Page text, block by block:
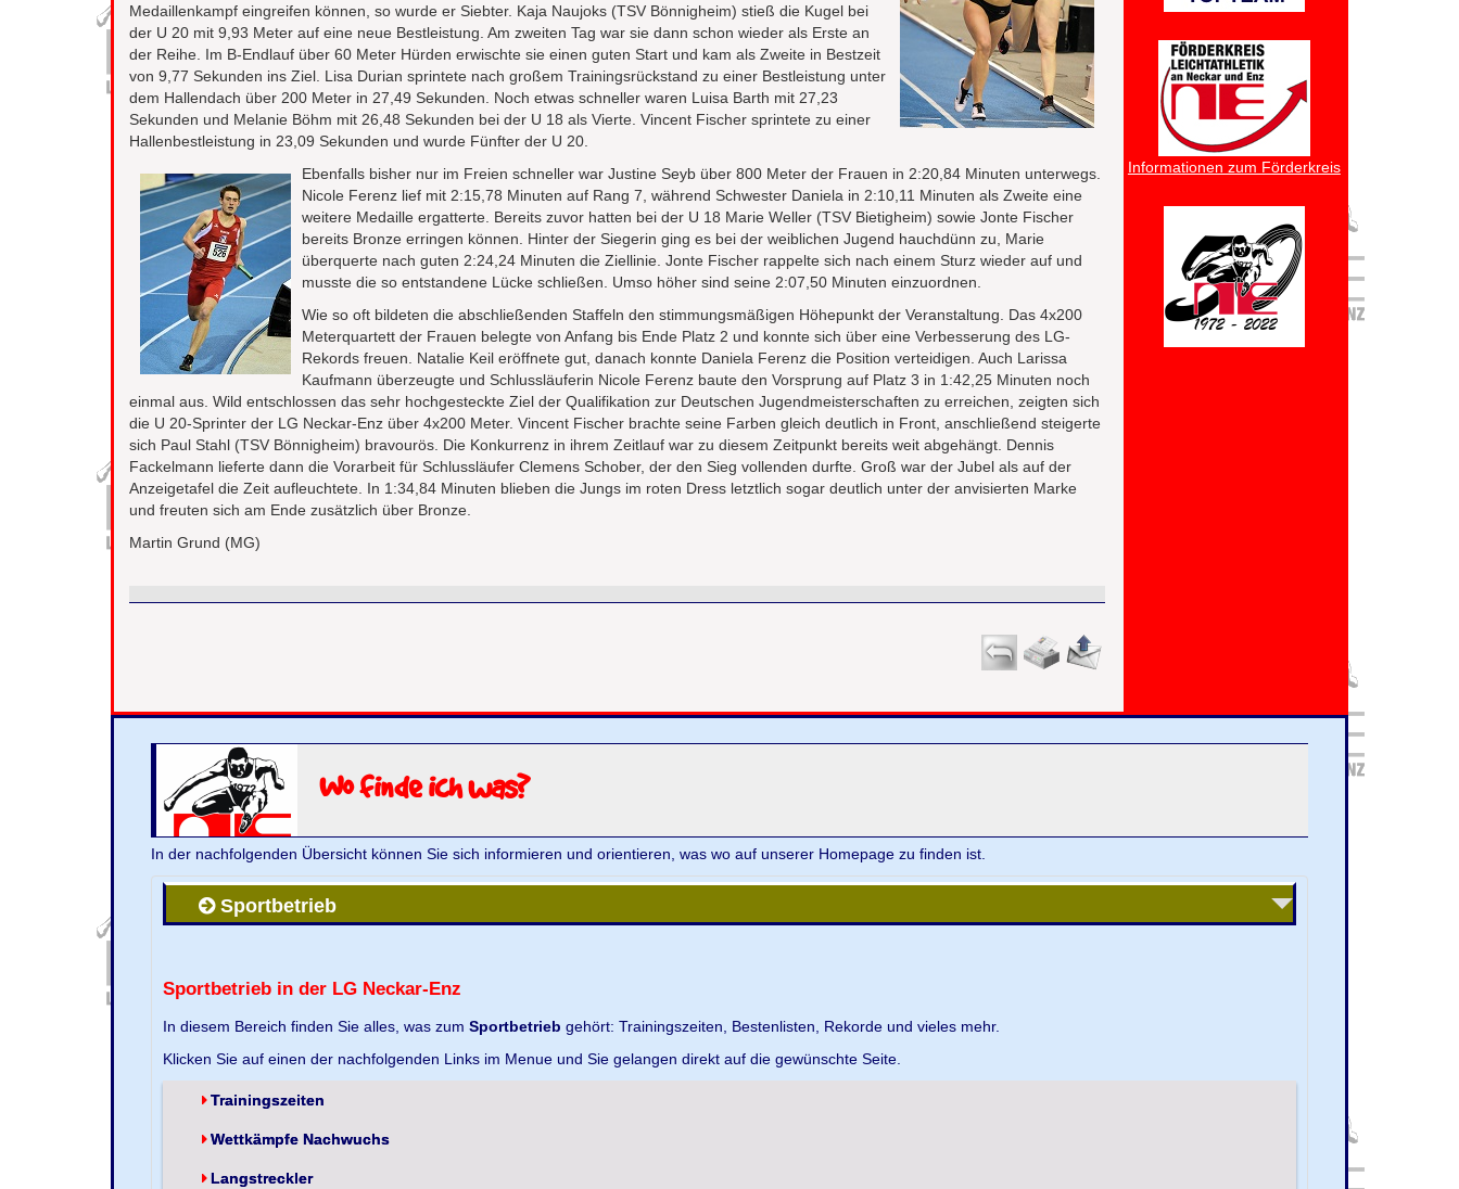
Medaillenkampf eingreifen können, so wurde er Siebter. Kaja Naujoks (TSV Bönnigheim) stieß die Kugel bei
der U 20 mit 9,93 Meter auf eine neue Bestleistung. Am zweiten Tag war sie dann schon wieder als Erste an
der Reihe. Im B-Endlauf über 60 Meter Hürden erwischte sie einen guten Start und kam als Zweite in Bestzeit
von 9,77 Sekunden ins Ziel. Lisa Durian sprintete nach großem Trainingsrückstand zu einer Bestleistung unter
dem Hallendach über 200 Meter in 27,49 Sekunden. Noch etwas schneller waren Luisa Barth mit 27,23
Sekunden und Melanie Böhm mit 26,48 Sekunden bei der U 18 als Vierte. Vincent Fischer sprintete zu einer
Hallenbestleistung in 23,09 Sekunden und wurde Fünfter der U 20.
Ebenfalls bisher nur im Freien schneller war Justine Seyb über 800 Meter der Frauen in 2:20,84 Minuten unterwegs.
Nicole Ferenz lief mit 2:15,78 Minuten auf Rang 7, während Schwester Daniela in 2:10,11 Minuten als Zweite eine
weitere Medaille ergatterte. Bereits zuvor hatten bei der U 18 Marie Weller (TSV Bietigheim) sowie Jonte Fischer
bereits Bronze erringen können. Hinter der Siegerin ging es bei der weiblichen Jugend hauchdünn zu, Marie
überquerte nach guten 2:24,24 Minuten die Ziellinie. Jonte Fischer rappelte sich nach einem Sturz wieder auf und
musste die so entstandene Lücke schließen. Umso höher sind seine 2:07,50 Minuten einzuordnen.
Wie so oft bildeten die abschließenden Staffeln den stimmungsmäßigen Höhepunkt der Veranstaltung. Das 4x200
Meterquartett der Frauen belegte von Anfang bis Ende Platz 2 und konnte sich über eine Verbesserung des LG-
Rekords freuen. Natalie Keil eröffnete gut, danach konnte Daniela Ferenz die Position verteidigen. Auch Larissa
Kaufmann überzeugte und Schlussläuferin Nicole Ferenz baute den Vorsprung auf Platz 3 in 1:42,25 Minuten noch
einmal aus. Wild entschlossen das sehr hochgesteckte Ziel der Qualifikation zur Deutschen Jugendmeisterschaften zu erreichen, zeigten sich
die U 20-Sprinter der LG Neckar-Enz über 4x200 Meter. Vincent Fischer brachte seine Farben gleich deutlich in Front, anschließend steigerte
sich Paul Stahl (TSV Bönnigheim) bravourös. Die Konkurrenz in ihrem Zeitlauf war zu diesem Zeitpunkt bereits weit abgehängt. Dennis
Fackelmann lieferte dann die Vorarbeit für Schlussläufer Clemens Schober, der den Sieg vollenden durfte. Groß war der Jubel als auf der
Anzeigetafel die Zeit aufleuchtete. In 1:34,84 Minuten blieben die Jungs im roten Dress letztlich sogar deutlich unter der anvisierten Marke
und freuten sich am Ende zusätzlich über Bronze.
Martin Grund (MG)
Informationen zum Förderkreis
Wo finde ich was?
In der nachfolgenden Übersicht können Sie sich informieren und orientieren, was wo auf unserer Homepage zu finden ist.
Sportbetrieb
Sportbetrieb in der LG Neckar-Enz
In diesem Bereich finden Sie alles, was zumSportbetrieb gehört: Trainingszeiten, Bestenlisten, Rekorde und vieles mehr.
Klicken Sie auf einen der nachfolgenden Links im Menue und Sie gelangen direkt auf die gewünschte Seite.
Trainingszeiten
Wettkämpfe Nachwuchs
Langstreckler